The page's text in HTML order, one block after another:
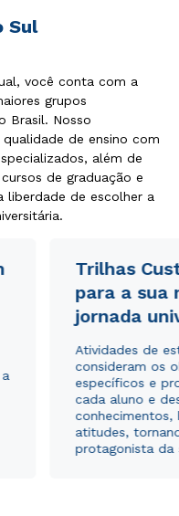
Sul
você conta com a
grupos
Brasil. Nosso
de ensino com
além de
de graduação e
liberdade de escolher a
Trilhas
para a sua
jornada
Atividades de
consideram os
específicos e
cada aluno e
conhecimentos,
atitudes,
protagonista da